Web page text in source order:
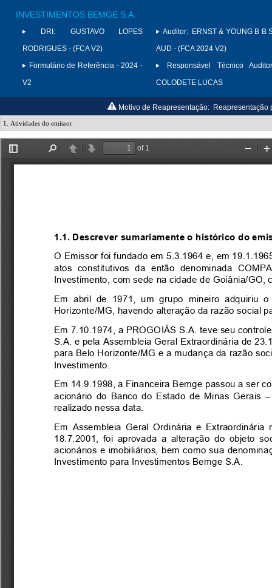
INVESTIMENTOS BEMGE S.A.
DRI:
GUSTAVO LOPES
RODRIGUES - (FCA V2)
Formulário de Referência - 2024 -
V2
Auditor: ERNST & YOUNG B B
AUD - (FCA 2024 V2)
Responsável Técnico
COLODETE LUCAS
Motivo de Reapresentação: Reapresentação